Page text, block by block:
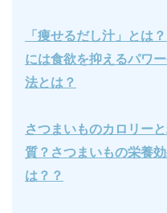
「痩せるだし汁」とは
には食欲を抑えるパワ
法とは？
さつまいものカロリー
質？さつまいもの栄養
は？？